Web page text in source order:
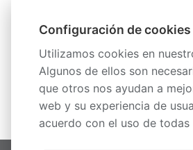
Descripción
Especificaciones técnicas
Configuración de cookies
Utilizamos cookies en
Algunos de ellos son
que otros nos ayudan a
web y su experiencia de
acuerdo con el uso de todas